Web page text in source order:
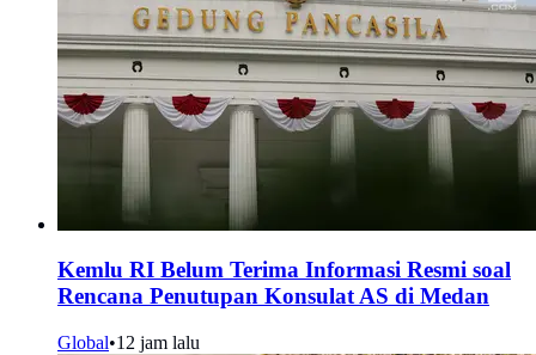
Kemlu RI Belum Terima Informasi Resmi soal
Rencana Penutupan Konsulat AS di Medan
Global•12 jam lalu